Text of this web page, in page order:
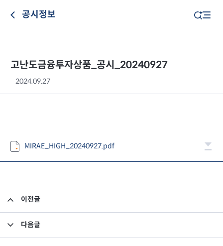
공시정보
고난도금융투자상품_공시_20240927
2024.09.27
MIRAE_HIGH_20240927.pdf
이전글
다음글